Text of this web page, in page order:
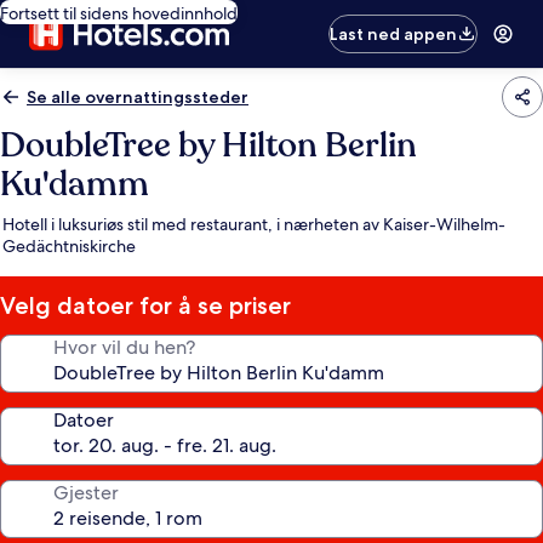
Fortsett til sidens hovedinnhold
Last ned appen
Se alle overnattingssteder
DoubleTree by Hilton Berlin
Ku'damm
Hotell i luksuriøs stil med restaurant, i nærheten av Kaiser-Wilhelm-
Gedächtniskirche
Velg datoer for å se priser
Hvor vil du hen?
Datoer
Gjester